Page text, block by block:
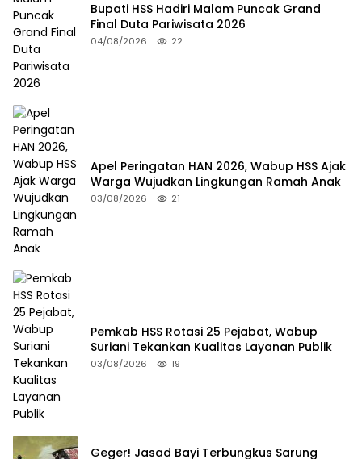
Bupati HSS Hadiri Malam Puncak Grand
Final Duta Pariwisata 2026
04/08/2026 22
Apel Peringatan HAN 2026, Wabup HSS Ajak
Warga Wujudkan Lingkungan Ramah Anak
03/08/2026 21
Pemkab HSS Rotasi 25 Pejabat, Wabup
Suriani Tekankan Kualitas Layanan Publik
03/08/2026 19
Geger! Jasad Bayi Terbungkus Sarung